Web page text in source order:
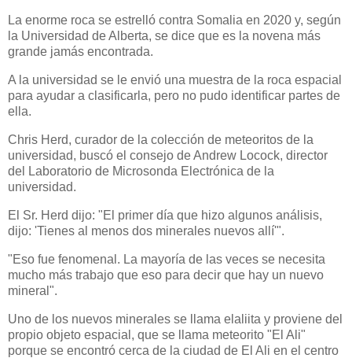
La enorme roca se estrelló contra Somalia en 2020 y, según
la Universidad de Alberta, se dice que es la novena más
grande jamás encontrada.
A la universidad se le envió una muestra de la roca espacial
para ayudar a clasificarla, pero no pudo identificar partes de
ella.
Chris Herd, curador de la colección de meteoritos de la
universidad, buscó el consejo de Andrew Locock, director
del Laboratorio de Microsonda Electrónica de la
universidad.
El Sr. Herd dijo: "El primer día que hizo algunos análisis,
dijo: 'Tienes al menos dos minerales nuevos allí'".
"Eso fue fenomenal. La mayoría de las veces se necesita
mucho más trabajo que eso para decir que hay un nuevo
mineral".
Uno de los nuevos minerales se llama elaliita y proviene del
propio objeto espacial, que se llama meteorito "El Ali"
porque se encontró cerca de la ciudad de El Ali en el centro